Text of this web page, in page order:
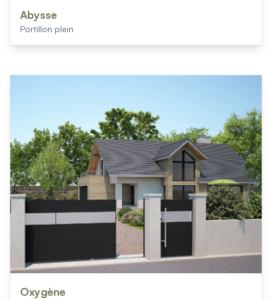
Abysse
Portillon plein
Oxygène